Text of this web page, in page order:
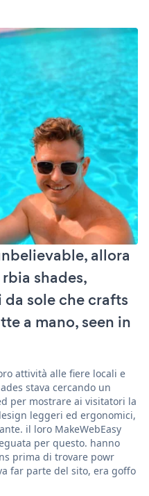
allora
shades,
sole che crafts
a mano, seen in
attività alle fiere locali e
stava cercando un
per mostrare ai visitatori la
leggeri ed ergonomici,
il loro MakeWebEasy
per questo. hanno
prima di trovare powr
far parte del sito, era goffo